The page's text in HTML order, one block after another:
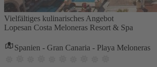
Vielfältiges kulinarisches Angebot
Lopesan Costa Meloneras Resort & Spa
Spanien - Gran Canaria - Playa Meloneras